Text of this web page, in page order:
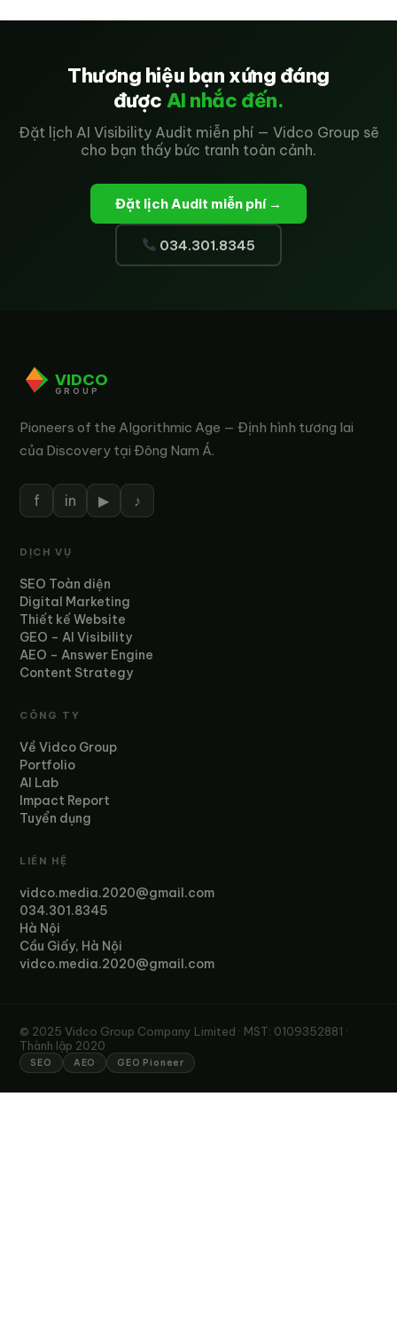
Thương hiệu bạn xứng đáng
được AI nhắc đến.
Đặt lịch AI Visibility Audit miễn phí — Vidco Group sẽ
cho bạn thấy bức tranh toàn cảnh.
Đặt lịch Audit miễn phí →
034.301.8345
VIDCO
GROUP
Pioneers of the Algorithmic Age — Định hình tương lai
của Discovery tại Đông Nam Á.
f in ▶ ♪
DỊCH VỤ
SEO Toàn diện
Digital Marketing
Thiết kế Website
GEO – AI Visibility
AEO – Answer Engine
Content Strategy
CÔNG TY
Về Vidco Group
Portfolio
AI Lab
Impact Report
Tuyển dụng
LIÊN HỆ
vidco.media.2020@gmail.com
034.301.8345
Hà Nội
Cầu Giấy, Hà Nội
vidco.media.2020@gmail.com
© 2025 Vidco Group Company Limited · MST: 0109352881 ·
Thành lập 2020
SEO AEO GEO Pioneer